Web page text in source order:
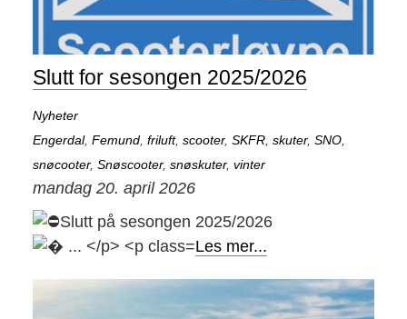
Slutt for sesongen 2025/2026
Nyheter
Engerdal, Femund, friluft, scooter, SKFR, skuter, SNO,
snøcooter, Snøscooter, snøskuter, vinter
mandag 20. april 2026
Slutt på sesongen 2025/2026
Les mer...